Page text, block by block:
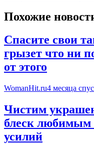
Похожие
Спасите свои
грызет что ни
от этого
WomanHit.ru4 месяца
Чистим
блеск
усилий